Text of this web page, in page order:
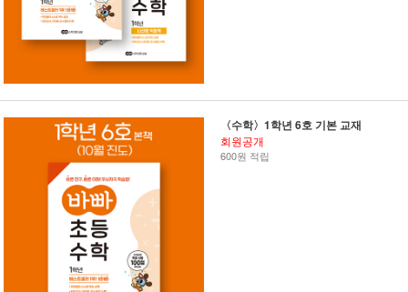
〈수학〉1학년 6호 기본 교재
회원공개
600원 적립